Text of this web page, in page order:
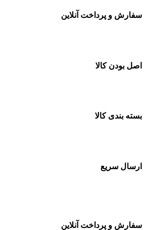
سفارش و پرداخت آنلاین
اصل بودن کالا
بسته بندی کالا
ارسال سریع
سفارش و پرداخت آنلاین